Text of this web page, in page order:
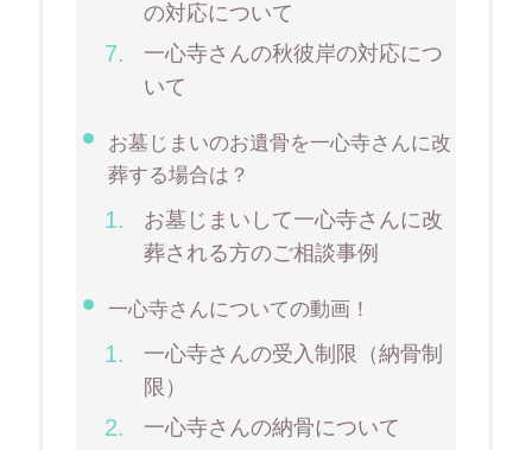
の対応について
一心寺さんの秋彼岸の対応につ
いて
お墓じまいのお遺骨を一心寺さんに改
葬する場合は？
お墓じまいして一心寺さんに改
葬される方のご相談事例
一心寺さんについての動画！
一心寺さんの受入制限（納骨制
限）
一心寺さんの納骨について